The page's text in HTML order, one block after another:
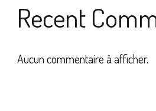
Recent
Aucun commentaire à afficher.